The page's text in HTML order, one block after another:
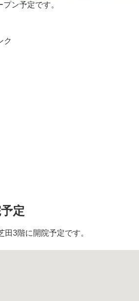
ン予定です。
ク
定
3階に開院予定です。